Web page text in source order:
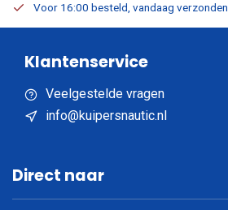
Voor 16:00 besteld, vandaag verzonden
Klantenservice
Veelgestelde vragen
info@kuipersnautic.nl
Direct naar